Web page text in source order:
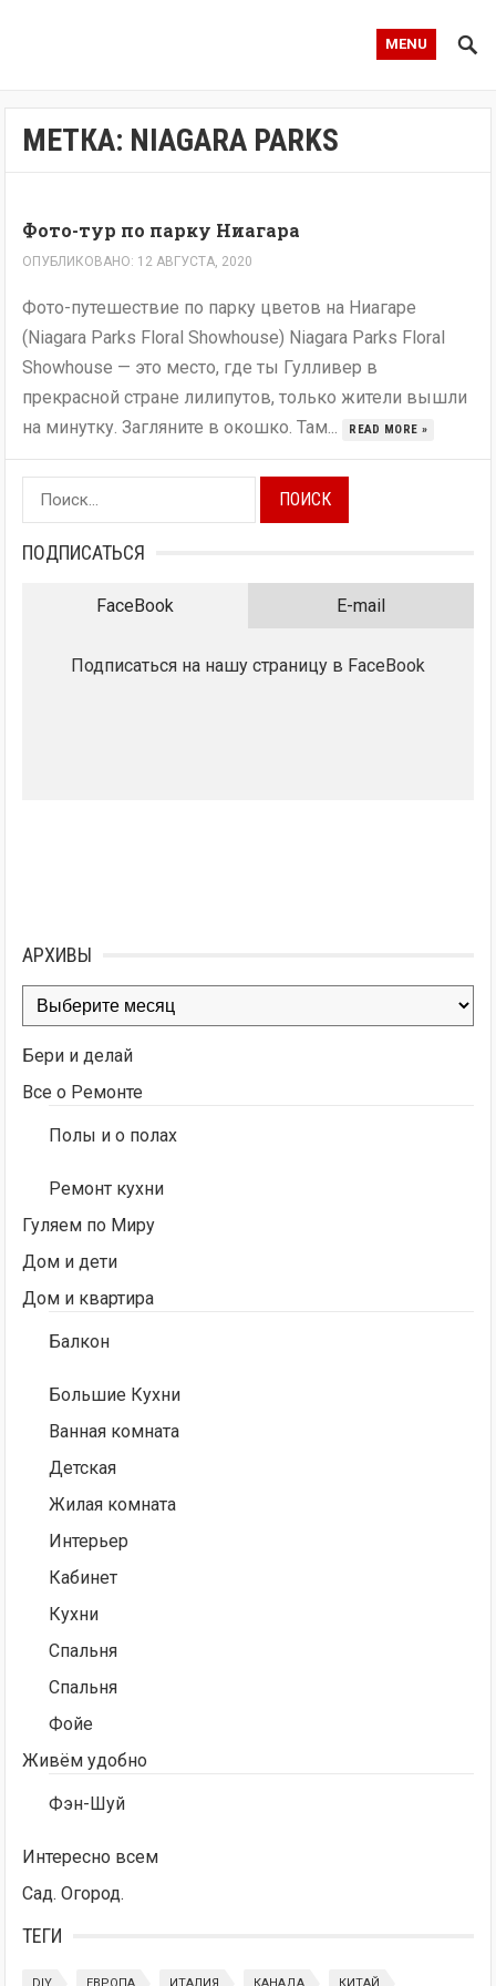
MENU
МЕТКА: NIAGARA PARKS
Фото-тур по парку Ниагара
ОПУБЛИКОВАНО: 12 АВГУСТА, 2020
Фото-путешествие по парку цветов на Ниагаре
(Niagara Parks Floral Showhouse) Niagara Parks Floral
Showhouse — это место, где ты Гулливер в
прекрасной стране лилипутов, только жители вышли
на минутку. Загляните в окошко. Там...
READ MORE »
Найти:
ПОДПИСАТЬСЯ
FaceBook E-mail
Подписаться на нашу страницу в FaceBook
АРХИВЫ
Архивы
Бери и делай
Все о Ремонте
Полы и о полах
Ремонт кухни
Гуляем по Миру
Дом и дети
Дом и квартира
Балкон
Большие Кухни
Ванная комната
Детская
Жилая комната
Интерьер
Кабинет
Кухни
Спальня
Спальня
Фойе
Живём удобно
Фэн-Шуй
Интересно всем
Сад. Огород.
ТЕГИ